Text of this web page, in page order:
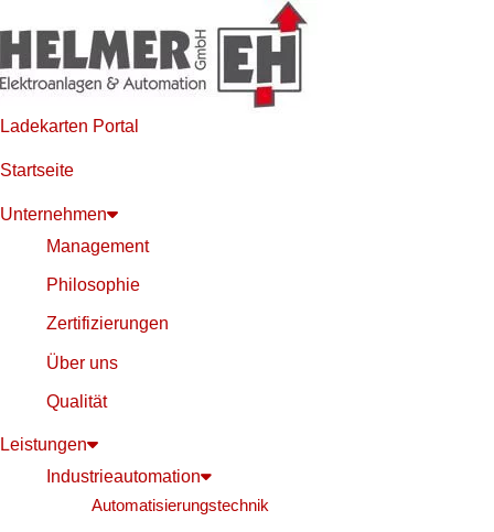
Ladekarten Portal
Startseite
Unternehmen
Management
Philosophie
Zertifizierungen
Über uns
Qualität
Leistungen
Industrieautomation
Automatisierungstechnik